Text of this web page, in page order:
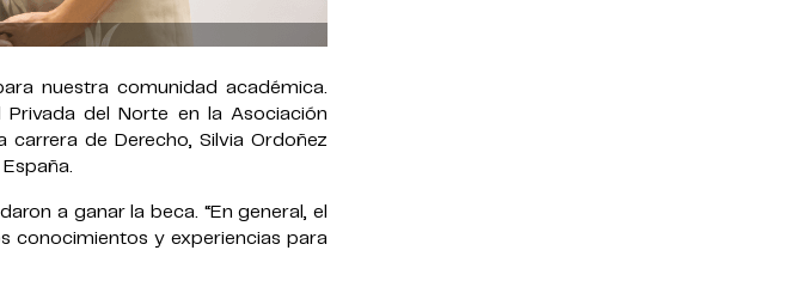
nuestra comunidad académica.
del Norte en la Asociación
de Derecho, Silvia Ordoñez
a ganar la beca. “En general, el
conocimientos y experiencias para